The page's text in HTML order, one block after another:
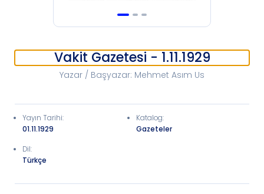
Vakit Gazetesi - 1.11.1929
Yazar / Başyazar: Mehmet Asım Us
Yayın Tarihi:
01.11.1929
Katalog:
Gazeteler
Dil:
Türkçe